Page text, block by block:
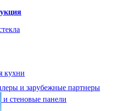
кухни
и стеновые панели
и зарубежные партнеры